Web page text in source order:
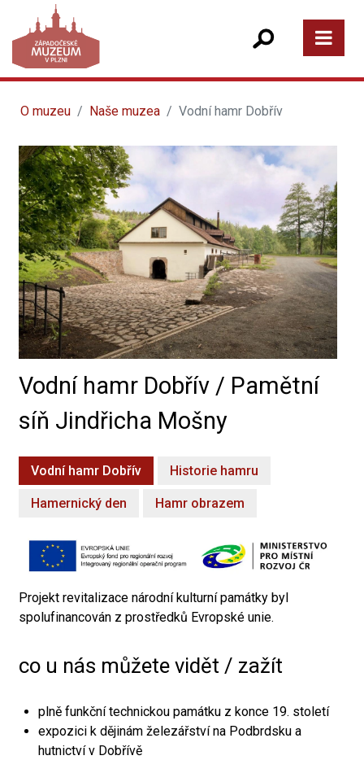
O muzeu Naše muzea Vodní hamr Dobřív
Vodní hamr Dobřív / Pamětní
síň Jindřicha Mošny
Vodní hamr Dobřív Historie hamru
Hamernický den Hamr obrazem
Projekt revitalizace národní kulturní památky byl
spolufinancován z prostředků Evropské unie.
co u nás můžete vidět / zažít
plně funkční technickou památku z konce 19. století
expozici k dějinám železářství na Podbrdsku a
hutnictví v Dobřívě